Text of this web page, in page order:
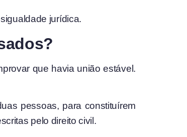
jurídica.
que havia união estável.
pessoas, para constituírem
pelo direito civil.